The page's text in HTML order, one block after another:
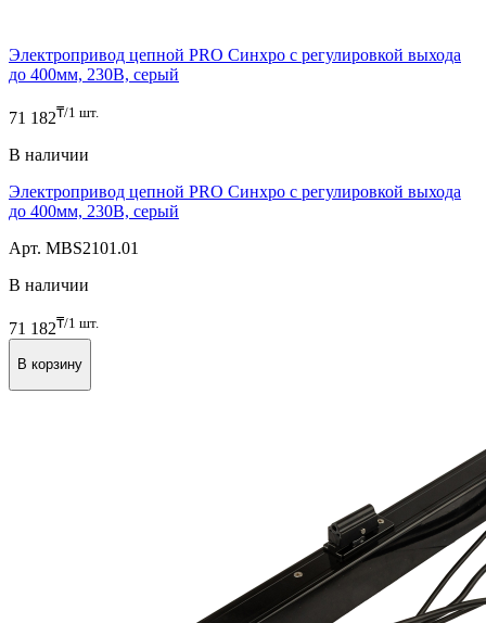
Электропривод цепной PRO Синхро с регулировкой выхода
до 400мм, 230В, серый
71 182₸/1 шт.
В наличии
Электропривод цепной PRO Синхро с регулировкой выхода
до 400мм, 230В, серый
Арт. MBS2101.01
В наличии
71 182₸/1 шт.
В корзину